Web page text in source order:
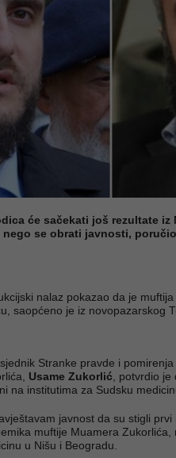
će sačekati još rezultate iz
nego se obrati javnosti,
nalaz pokazao da je muftija
saopćeno je iz novopazarskog
Stranke pravde i
Usame Zukorlić , potvrdio
na institutima za Sudsku
javnost da su stigli
muftije Muamera
u Nišu i Beogradu.